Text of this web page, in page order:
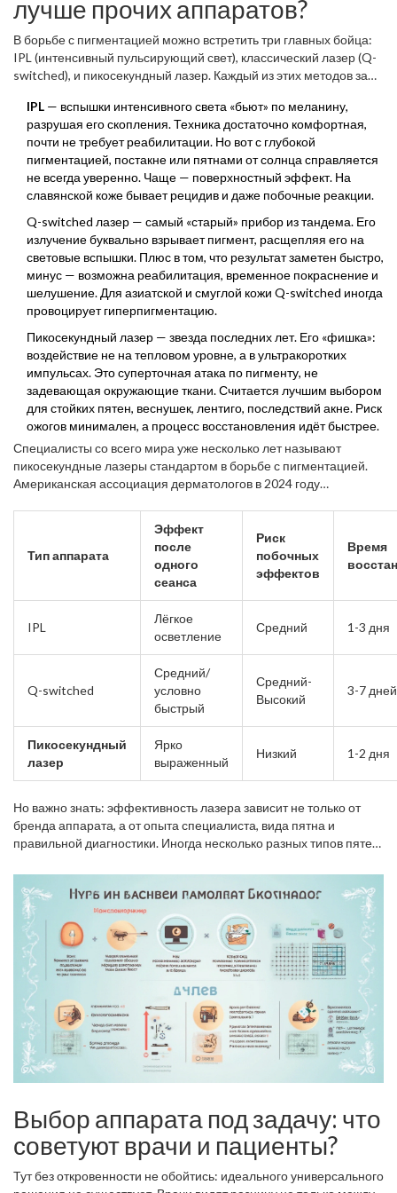
лучше прочих аппаратов?
В борьбе с пигментацией можно встретить три главных бойца:
IPL (интенсивный пульсирующий свет), классический лазер (Q-
switched), и пикосекундный лазер. Каждый из этих методов за
безболезненно, а пикосекундник «колдует» даже с лентиго.
Давайте разложим всё по полочкам.
IPL — вспышки интенсивного света «бьют» по меланину,
разрушая его скопления. Техника достаточно комфортная,
почти не требует реабилитации. Но вот с глубокой
пигментацией, постакне или пятнами от солнца справляется
не всегда уверенно. Чаще — поверхностный эффект. На
славянской коже бывает рецидив и даже побочные реакции.
Q-switched лазер — самый «старый» прибор из тандема. Его
излучение буквально взрывает пигмент, расщепляя его на
световые вспышки. Плюс в том, что результат заметен быстро,
минус — возможна реабилитация, временное покраснение и
шелушение. Для азиатской и смуглой кожи Q-switched иногда
провоцирует гиперпигментацию.
Пикосекундный лазер — звезда последних лет. Его «фишка»:
воздействие не на тепловом уровне, а в ультракоротких
импульсах. Это суперточная атака по пигменту, не
задевающая окружающие ткани. Считается лучшим выбором
для стойких пятен, веснушек, лентиго, последствий акне. Риск
ожогов минимален, а процесс восстановления идёт быстрее.
Специалисты со всего мира уже несколько лет называют
пикосекундные лазеры стандартом в борьбе с пигментацией.
Американская ассоциация дерматологов в 2024 году
пиколазером. Для сравнения, классические лазеры и IPL
оценили только в 55% случаев.
Тип аппарата
Эффект
после
одного
сеанса
Риск
побочных
эффектов
Время
IPL
Лёгкое
осветление
Средний 1-3 дня
Q-switched
Средний/
условно
быстрый
Средний-
Высокий
3-7 дней
Пикосекундный
лазер
Ярко
выраженный
Низкий 1-2 дня
Но важно знать: эффективность лазера зависит не только от
бренда аппарата, а от опыта специалиста, вида пятна и
правильной диагностики. Иногда несколько разных типов пятен
убрать всё сразу — могут понадобиться сессии разными
методами.
Выбор аппарата под задачу: что
советуют врачи и пациенты?
Тут без откровенности не обойтись: идеального универсального